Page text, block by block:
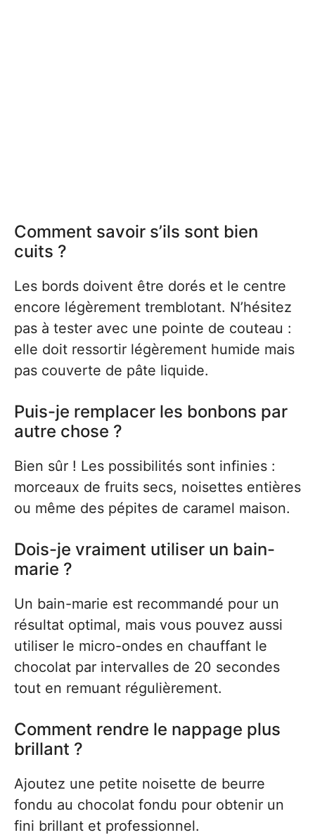
Comment savoir s’ils sont bien
cuits ?
Les bords doivent être dorés et le centre
encore légèrement tremblotant. N’hésitez
pas à tester avec une pointe de couteau :
elle doit ressortir légèrement humide mais
pas couverte de pâte liquide.
Puis-je remplacer les bonbons par
autre chose ?
Bien sûr ! Les possibilités sont infinies :
morceaux de fruits secs, noisettes entières
ou même des pépites de caramel maison.
Dois-je vraiment utiliser un bain-
marie ?
Un bain-marie est recommandé pour un
résultat optimal, mais vous pouvez aussi
utiliser le micro-ondes en chauffant le
chocolat par intervalles de 20 secondes
tout en remuant régulièrement.
Comment rendre le nappage plus
brillant ?
Ajoutez une petite noisette de beurre
fondu au chocolat fondu pour obtenir un
fini brillant et professionnel.